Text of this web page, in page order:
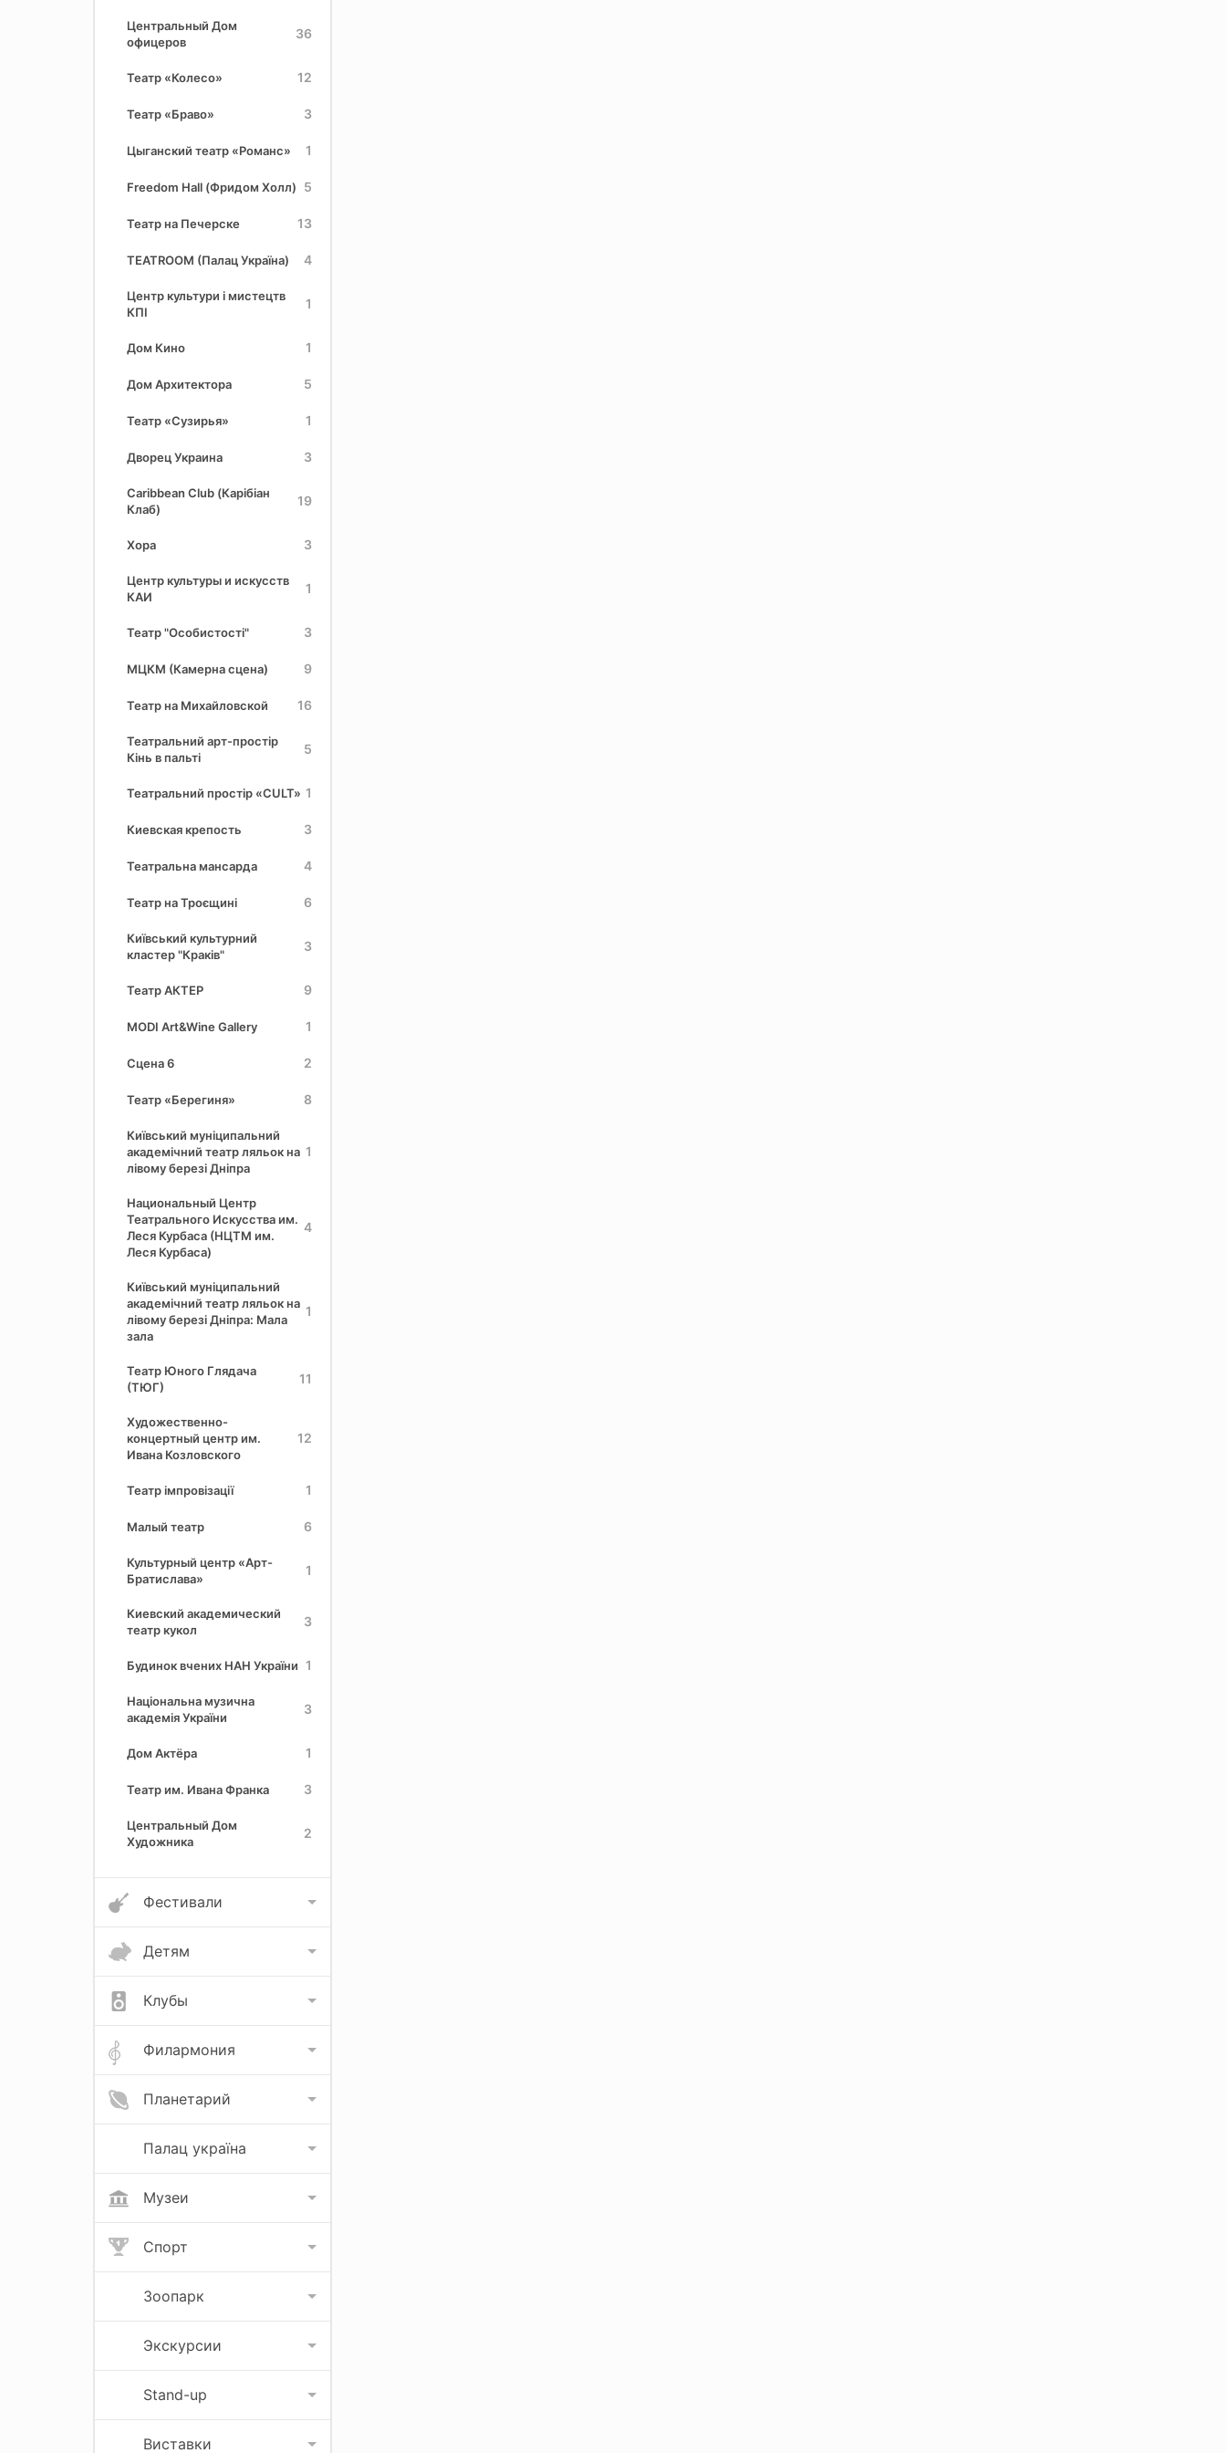
Центральный Дом
офицеров
36
Театр «Колесо» 12
Театр «Браво» 3
Цыганский театр «Романс» 1
Freedom Hall (Фридом Холл) 5
Театр на Печерске 13
TEATROOM (Палац Україна) 4
Центр культури і мистецтв
КПІ
1
Дом Кино 1
Дом Архитектора 5
Театр «Сузирья» 1
Дворец Украина 3
Caribbean Club (Карібіан
Клаб)
19
Хора 3
Центр культуры и искусств
КАИ
1
Театр "Особистості" 3
МЦКМ (Камерна сцена) 9
Театр на Михайловской 16
Театральний арт-простір
Кінь в пальті
5
Театральний простір «CULT» 1
Киевская крепость 3
Театральна мансарда 4
Театр на Троєщині 6
Київський культурний
кластер "Краків"
3
Театр АКТЕР 9
MODI Art&Wine Gallery 1
Сцена 6 2
Театр «Берегиня» 8
Київський муніципальний
академічний театр ляльок на
лівому березі Дніпра
1
Национальный Центр
Театрального Искусства им.
Леся Курбаса (НЦТМ им.
Леся Курбаса)
4
Київський муніципальний
академічний театр ляльок на
лівому березі Дніпра: Мала
зала
1
Театр Юного Глядача
(ТЮГ)
11
Художественно-
концертный центр им.
Ивана Козловского
12
Театр імпровізації 1
Малый театр 6
Культурный центр «Арт-
Братислава»
1
Киевский академический
театр кукол
3
Будинок вчених НАН України 1
Національна музична
академія України
3
Дом Актёра 1
Театр им. Ивана Франка 3
Центральный Дом
Художника
2
Фестивали
Детям
Клубы
Филармония
Планетарий
Палац україна
Музеи
Спорт
Зоопарк
Экскурсии
Stand-up
Виставки